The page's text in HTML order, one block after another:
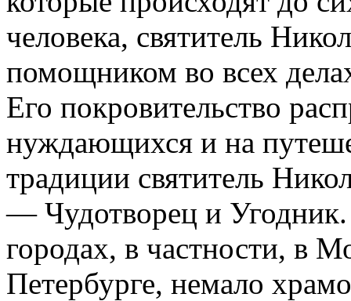
человека, святитель
помощником во всех
Его покровительство
нуждающихся и на
традиции святитель
— Чудотворец и
городах, в частности, в
Петербурге, немало